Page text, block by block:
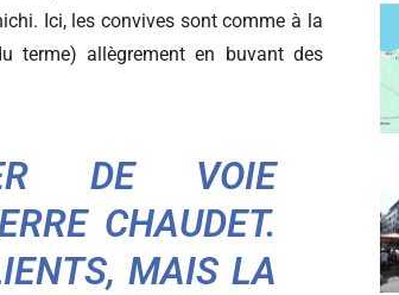
Ici, les convives sont comme à la
terme) allègrement en buvant des
DE VOIE
CHAUDET.
MAIS LA